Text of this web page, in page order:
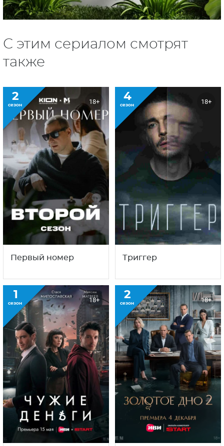
С этим сериалом смотрят
также
2
сезон 18+
Первый номер
4
сезон 18+
Триггер
1
сезон 18+ 2
сезон 18+